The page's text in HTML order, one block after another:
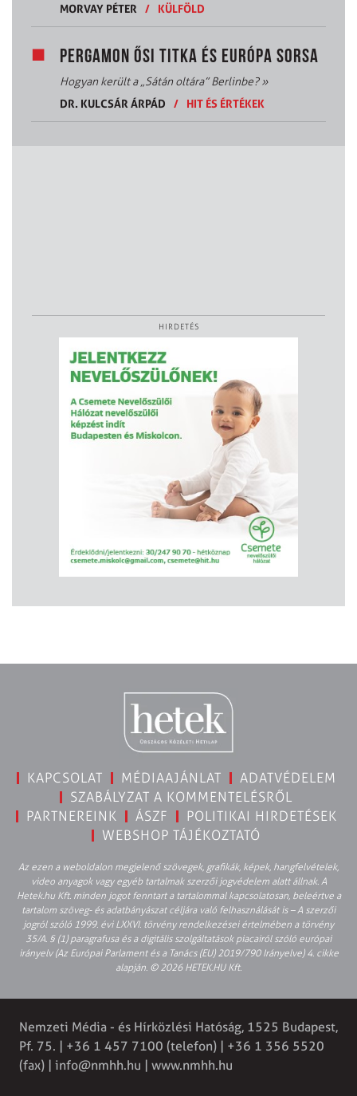
MORVAY PÉTER
/ KÜLFÖLD
PERGAMON ŐSI TITKA ÉS EURÓPA SORSA
Hogyan került a „Sátán oltára” Berlinbe?»
DR. KULCSÁR ÁRPÁD
/ HIT ÉS ÉRTÉKEK
HIRDETÉS
KAPCSOLAT MÉDIAAJÁNLAT
ADATVÉDELEM
SZABÁLYZAT A KOMMENTELÉSRŐL
PARTNEREINK
ÁSZF
POLITIKAI HIRDETÉSEK
WEBSHOP TÁJÉKOZTATÓ
Az ezen a weboldalon megjelenő szövegek, grafikák, képek, hangfelvételek,
video anyagok vagy egyéb tartalmak szerzői jogvédelem alatt állnak. A
Hetek.hu Kft. minden jogot fenntart a tartalommal kapcsolatosan, beleértve a
tartalom szöveg- és adatbányászat céljára való felhasználását is – A szerzői
jogról szóló 1999. évi LXXVI. törvény rendelkezései értelmében a törvény
35/A. § (1) paragrafusa és a digitális szolgáltatások piacairól szóló európai
irányelv (Az Európai Parlament és a Tanács (EU) 2019/790 Irányelve) 4. cikke
alapján. © 2026 HETEK.HU Kft.
Nemzeti Média - és Hírközlési Hatóság, 1525 Budapest,
Pf. 75. | +36 1 457 7100 (telefon) | +36 1 356 5520
(fax) | info@nmhh.hu | www.nmhh.hu